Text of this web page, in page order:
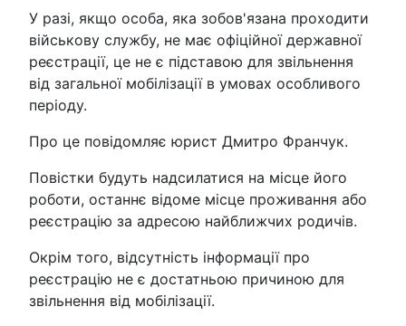
У разі, якщо особа, яка зобов'язана проходити
військову службу, не має офіційної державної
реєстрації, це не є підставою для звільнення
від загальної мобілізації в умовах особливого
періоду.
Про це повідомляє юрист Дмитро Франчук.
Повістки будуть надсилатися на місце його
роботи, останнє відоме місце проживання або
реєстрацію за адресою найближчих родичів.
Окрім того, відсутність інформації про
реєстрацію не є достатньою причиною для
звільнення від мобілізації.